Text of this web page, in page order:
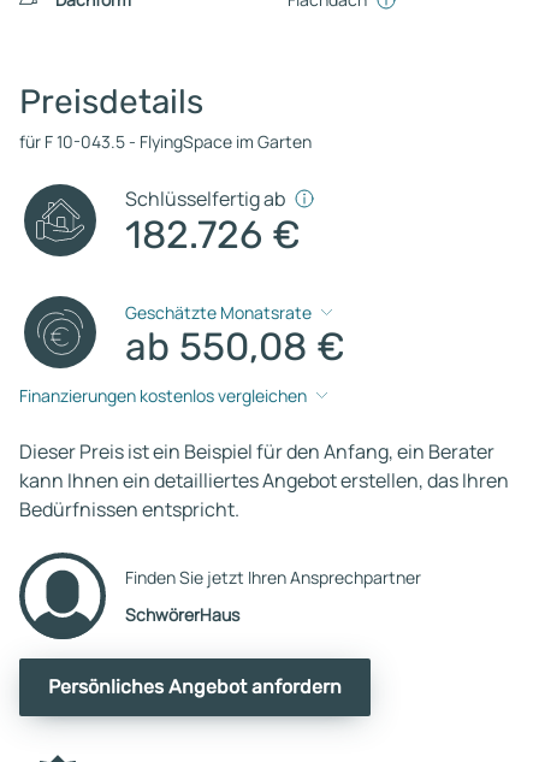
Preisdetails
für F 10-043.5 - FlyingSpace im Garten
Schlüsselfertig ab
182.726 €
Geschätzte Monatsrate
ab 550,08 €
Finanzierungen kostenlos vergleichen
Dieser Preis ist ein Beispiel für den Anfang, ein Berater
kann Ihnen ein detailliertes Angebot erstellen, das Ihren
Bedürfnissen entspricht.
Finden Sie jetzt Ihren Ansprechpartner
SchwörerHaus
Persönliches Angebot anfordern